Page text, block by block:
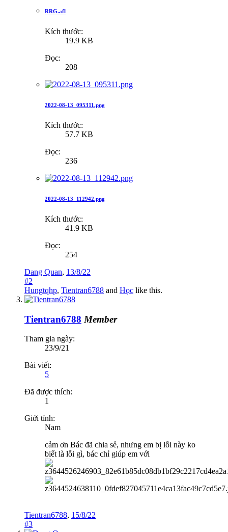
RRG.afl
Kích thước:
19.9 KB
Đọc:
208
2022-08-13_095311.png
Kích thước:
57.7 KB
Đọc:
236
2022-08-13_112942.png
Kích thước:
41.9 KB
Đọc:
254
Dang Quan, 13/8/22
#2
Hungtqhp, Tientran6788 and Học like this.
Tientran6788 Member
Tham gia ngày:
23/9/21
Bài viết:
5
Đã được thích:
1
Giới tính:
Nam
cảm ơn Bác đã chia sẻ, nhưng em bị lỗi này ko
biết là lỗi gì, bác chỉ giúp em với
Tientran6788, 15/8/22
#3